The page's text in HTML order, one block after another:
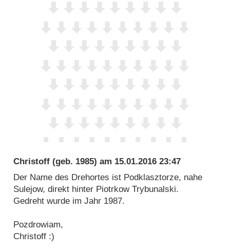
Christoff (geb. 1985) am 15.01.2016 23:47
Der Name des Drehortes ist Podklasztorze, nahe
Sulejow, direkt hinter Piotrkow Trybunalski.
Gedreht wurde im Jahr 1987.
Pozdrowiam,
Christoff :)